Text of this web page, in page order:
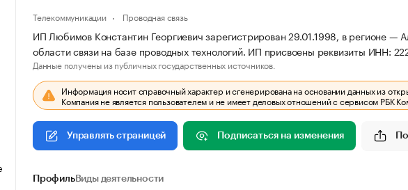
Телекоммуникации Проводная связь
ИП Любимов Константин Георгиевич зарегистрирован 29.01.1998, в регионе —
области связи на базе проводных технологий. ИП присвоены реквизиты
Данные получены из публичных государственных источников.
Информация носит справочный характер и сгенерирована на основании данных из
Компания не является пользователем и не имеет деловых отношений с сервисом РБК
Управлять страницей Подписаться на изменения
ПрофильВиды деятельности